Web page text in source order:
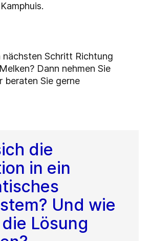
nächsten Schritt Richtung
Dann nehmen Sie
beraten Sie gerne
die
in ein
Und wie
Lösung